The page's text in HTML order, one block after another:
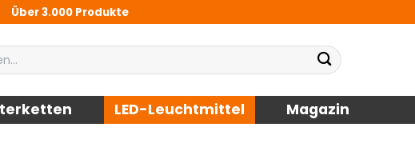
Über 3.000 Produkte
LED-Leuchtmittel Magazin